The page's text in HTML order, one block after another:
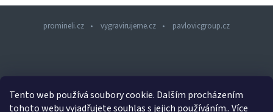
Tento web používá soubory cookie. Dalším procházením
tohoto webu vyjadřujete souhlas s jejich používáním.. Více
promineli.cz vygravirujeme.cz pavlovicgroup.cz
p